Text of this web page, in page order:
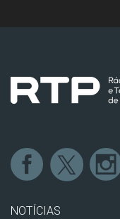
NOTÍCIAS